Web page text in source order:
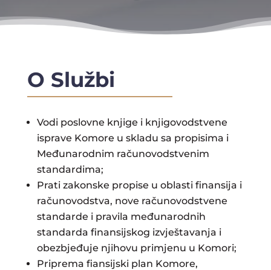
O Službi
Vodi poslovne knjige i knjigovodstvene
isprave Komore u skladu sa propisima i
Međunarodnim računovodstvenim
standardima;
Prati zakonske propise u oblasti finansija i
računovodstva, nove računovodstvene
standarde i pravila međunarodnih
standarda finansijskog izvještavanja i
obezbjeđuje njihovu primjenu u Komori;
Priprema fiansijski plan Komore,